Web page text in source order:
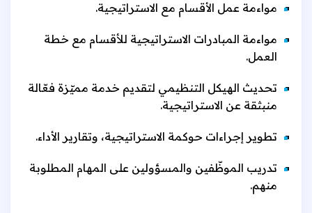
مواءمة عمل الأقسام مع الاستراتيجية.
مواءمة المبادرات الاستراتيجية للأقسام مع خطة
العمل.
تحديث الهيكل التنظيمي لتقديم خدمة مميّزة فعّالة
منبثقة عن الاستراتيجية.
تطوير إجراءات حوكمة الاستراتيجية، وتقارير الأداء.
تدريب الموظّفين والمسؤولين على المهام المطلوبة
منهم.